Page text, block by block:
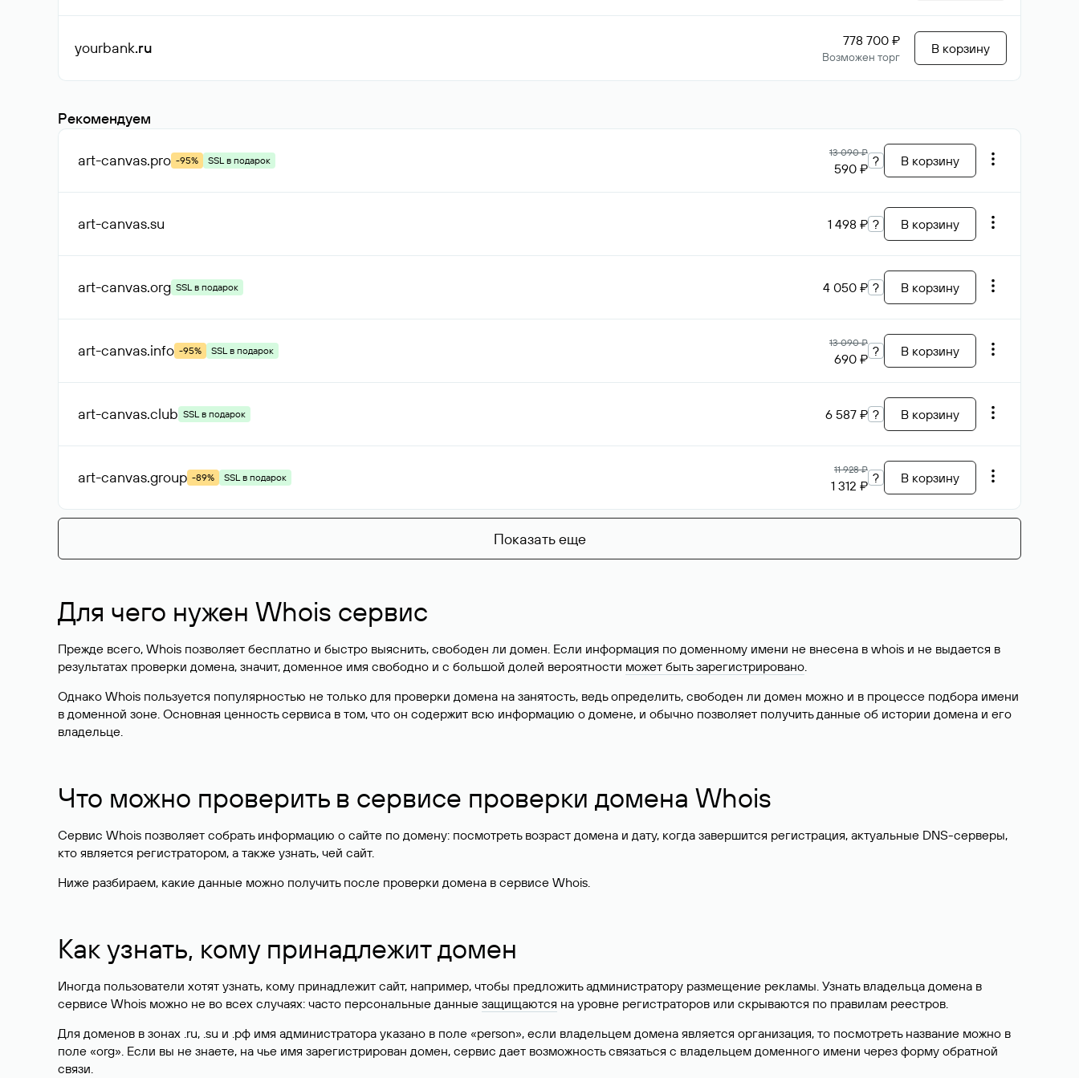
yourbank.ru 778 700 ₽
Возможен торг
В корзину
Рекомендуем
art-canvas.pro -95% SSL в подарок
13 090 ₽
590 ₽ ? В корзину
art-canvas.su 1 498 ₽ ? В корзину
art-canvas.org SSL в подарок 4 050 ₽ ? В корзину
art-canvas.info -95% SSL в подарок
13 090 ₽
690 ₽ ? В корзину
art-canvas.club SSL в подарок 6 587 ₽ ? В корзину
art-canvas.group -89% SSL в подарок
11 928 ₽
1 312 ₽ ? В корзину
Показать еще
Для чего нужен Whois сервис
Прежде всего, Whois позволяет бесплатно и быстро выяснить, свободен ли домен. Если информация по доменному имени не внесена в whois и не выдается в
результатах проверки домена, значит, доменное имя свободно и с большой долей вероятности может быть зарегистрировано.
Однако Whois пользуется популярностью не только для проверки домена на занятость, ведь определить, свободен ли домен можно и в процессе подбора имени
в доменной зоне. Основная ценность сервиса в том, что он содержит всю информацию о домене, и обычно позволяет получить данные об истории домена и его
владельце.
Что можно проверить в сервисе проверки домена Whois
Сервис Whois позволяет собрать информацию о сайте по домену: посмотреть возраст домена и дату, когда завершится регистрация, актуальные DNS-серверы,
кто является регистратором, а также узнать, чей сайт.
Ниже разбираем, какие данные можно получить после проверки домена в сервисе Whois.
Как узнать, кому принадлежит домен
Иногда пользователи хотят узнать, кому принадлежит сайт, например, чтобы предложить администратору размещение рекламы. Узнать владельца домена в
сервисе Whois можно не во всех случаях: часто персональные данные защищаются на уровне регистраторов или скрываются по правилам реестров.
Для доменов в зонах .ru, .su и .рф имя администратора указано в поле «person», если владельцем домена является организация, то посмотреть название можно в
поле «org». Если вы не знаете, на чье имя зарегистрирован домен, сервис дает возможность связаться с владельцем доменного имени через форму обратной
связи.